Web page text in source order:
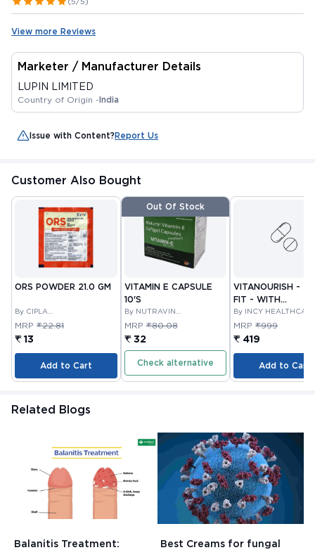
View more Reviews
Marketer / Manufacturer Details
LUPIN LIMITED
Country of Origin -India
Issue with Content?Report Us
Customer Also Bought
ORS POWDER 21.0 GM
By CIPLA
PHARMACEUTICAL
MRP ₹22.81
₹ 13
Add to Cart
Out Of Stock
VITAMIN E CAPSULE
10'S
By NUTRAVIN
LABORATORIES
MRP ₹80.08
₹ 32
Check alternative
VITANOURISH -
FIT - WITH
GLUCOSAMINE &
BOSWELLIA FOR
JOINTS TABLET
By INCY
LTD
MRP ₹999
₹ 419
Add to Cart
Related Blogs
Balanitis Treatment:
Best Creams for fungal